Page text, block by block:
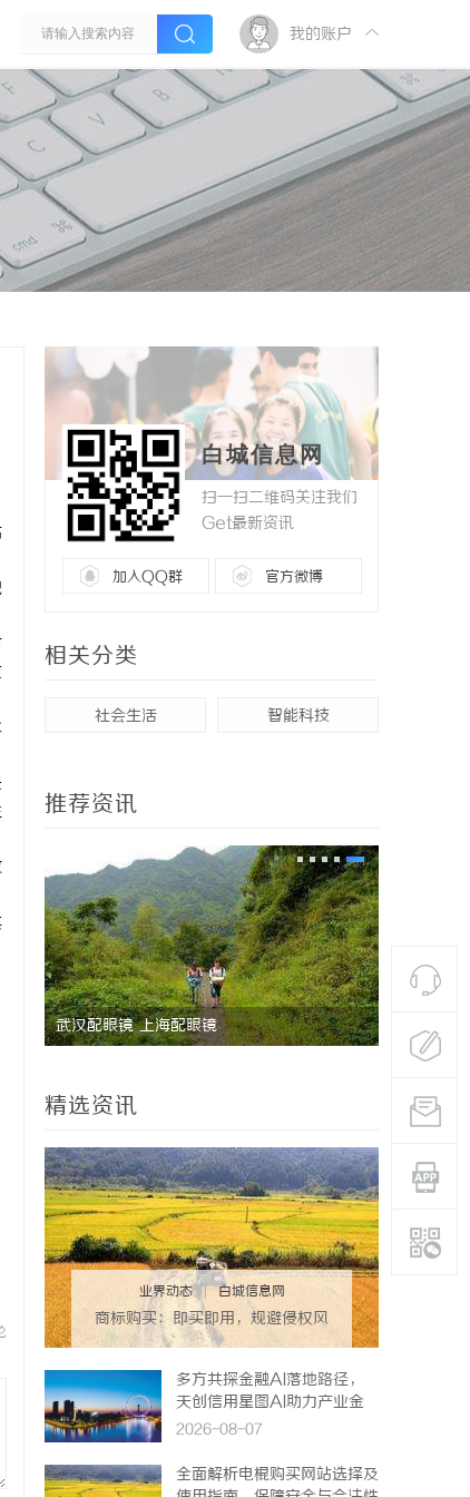
我的账户
白城信息网
扫一扫二维码关注我们
Get最新资讯
加入QQ群 官方微博
相关分类
社会生活 智能科技
推荐资讯
， 武汉配眼镜 上海配眼镜
精选资讯
业界动态 | 白城信息网
商标购买：即买即用，规避侵权风
险
多方共探金融AI落地路径，
天创信用星图AI助力产业金
融智能升级
2026-08-07
全面解析电棍购买网站选择及